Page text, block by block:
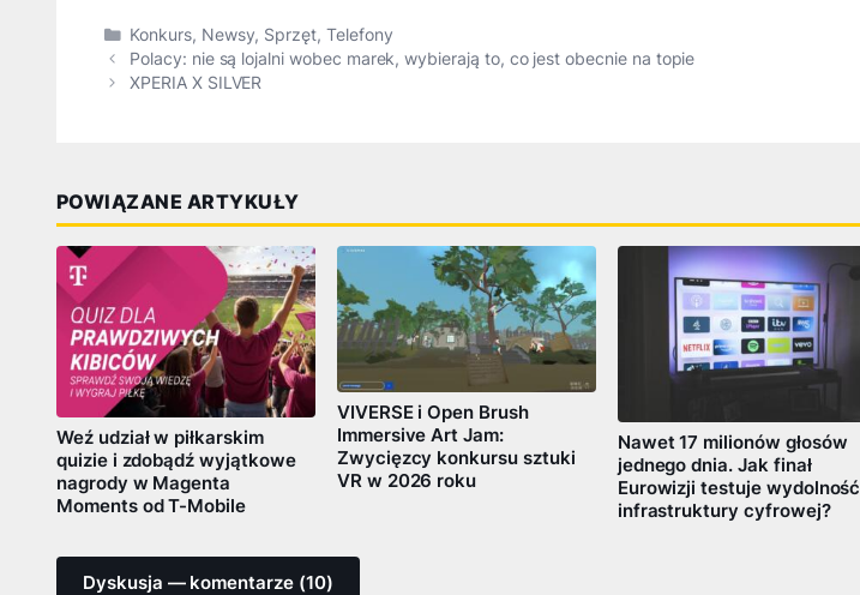
Kategorie
Konkurs, Newsy, Sprzęt, Telefony
Polacy: nie są lojalni wobec marek, wybierają to, co jest obecnie na topie
XPERIA X SILVER
POWIĄZANE ARTYKUŁY
Weź udział w piłkarskim
quizie i zdobądź wyjątkowe
nagrody w Magenta
Moments od T-Mobile
VIVERSE i Open Brush
Immersive Art Jam:
Zwycięzcy konkursu sztuki
VR w 2026 roku
Nawet 17 milionów głosów
jednego dnia. Jak finał
Eurowizji testuje wydolność
infrastruktury cyfrowej?
Dyskusja — komentarze (10)